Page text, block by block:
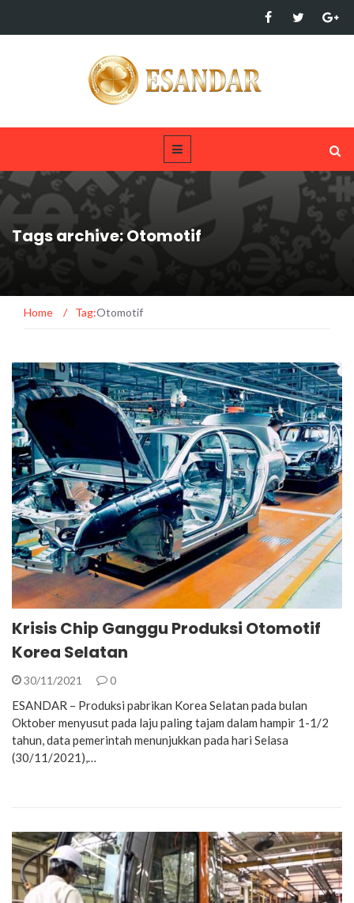
Tags archive: Otomotif
Home / Tag:Otomotif
Krisis Chip Ganggu Produksi Otomotif
Korea Selatan
30/11/2021 0
ESANDAR – Produksi pabrikan Korea Selatan pada bulan
Oktober menyusut pada laju paling tajam dalam hampir 1-1/2
tahun, data pemerintah menunjukkan pada hari Selasa
(30/11/2021),…